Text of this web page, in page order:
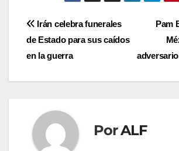
Navegación
de
entradas
Pam
Irán celebra funerales
de Estado para sus caídos
en la guerra
PorALF